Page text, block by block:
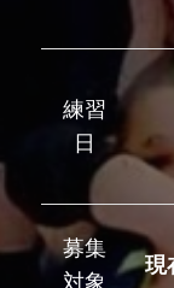
練習
日
募集
対象
現